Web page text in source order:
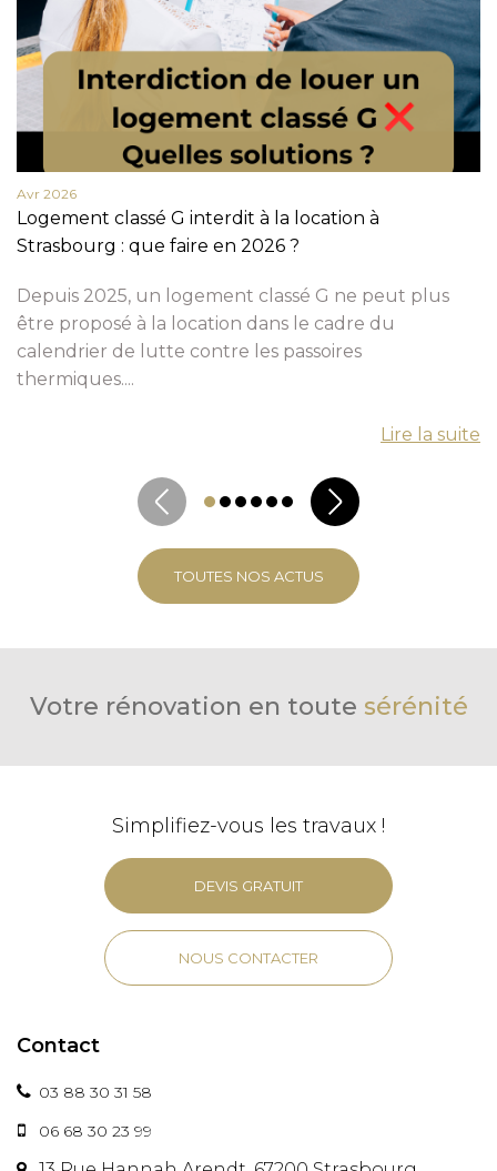
Avr 2026
Logement classé G interdit à la location à
Strasbourg : que faire en 2026 ?
Depuis 2025, un logement classé G ne peut plus
être proposé à la location dans le cadre du
calendrier de lutte contre les passoires
thermiques....
Lire la suite
TOUTES NOS ACTUS
Votre rénovation en toute sérénité
Simplifiez-vous les travaux !
DEVIS GRATUIT
NOUS CONTACTER
Contact
03 88 30 31 58
06 68 30 23 99